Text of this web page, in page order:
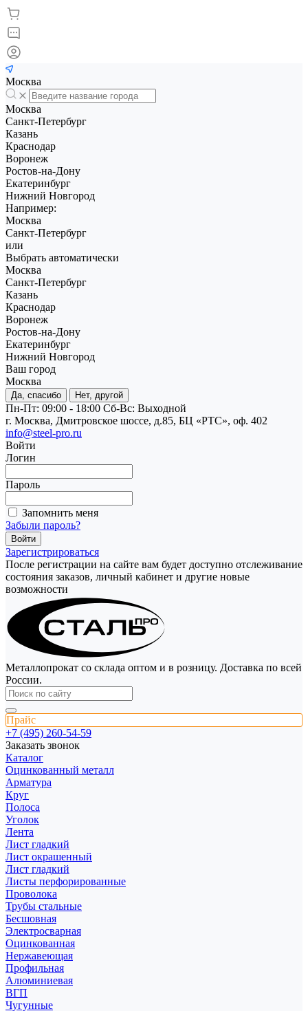
Москва
Москва
Санкт-Петербург
Казань
Краснодар
Воронеж
Ростов-на-Дону
Екатеринбург
Нижний Новгород
Например:
Москва
Санкт-Петербург
или
Выбрать автоматически
Москва
Санкт-Петербург
Казань
Краснодар
Воронеж
Ростов-на-Дону
Екатеринбург
Нижний Новгород
Ваш город
Москва
Да, спасибо Нет, другой
Пн-Пт: 09:00 - 18:00 Cб-Вс: Выходной
г. Москва, Дмитровское шоссе, д.85, БЦ «РТС», оф. 402
info@steel-pro.ru
Войти
Логин
Пароль
Запомнить меня
Забыли пароль?
Зарегистрироваться
После регистрации на сайте вам будет доступно отслеживание
состояния заказов, личный кабинет и другие новые
возможности
Металлопрокат со склада оптом и в розницу. Доставка по всей
России.
Прайс
+7 (495) 260-54-59
Заказать звонок
Каталог
Оцинкованный металл
Арматура
Круг
Полоса
Уголок
Лента
Лист гладкий
Лист окрашенный
Лист гладкий
Листы перфорированные
Проволока
Трубы стальные
Бесшовная
Электросварная
Оцинкованная
Нержавеющая
Профильная
Алюминиевая
ВГП
Чугунные